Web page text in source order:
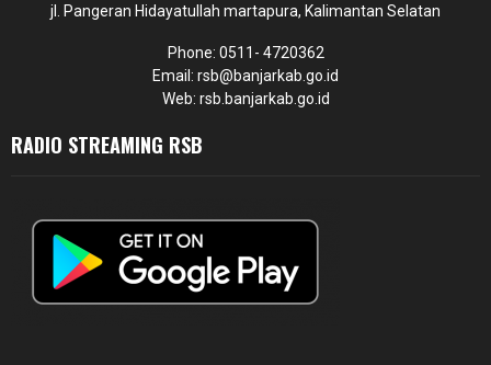
jl. Pangeran Hidayatullah martapura, Kalimantan Selatan
Phone: 0511- 4720362
Email: rsb@banjarkab.go.id
Web: rsb.banjarkab.go.id
RADIO STREAMING RSB